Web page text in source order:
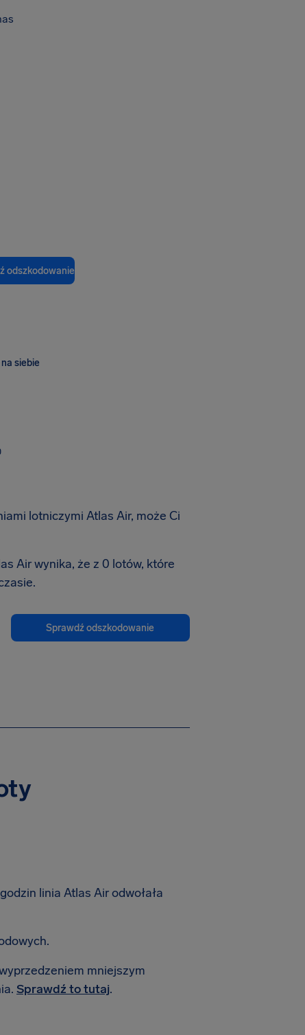
odszkodowanie
siebie
lotniczymi Atlas Air, może Ci
Air wynika, że z 0 lotów, które
Sprawdź odszkodowanie
linia Atlas Air odwołała
mniejszym
Sprawdź to tutaj.